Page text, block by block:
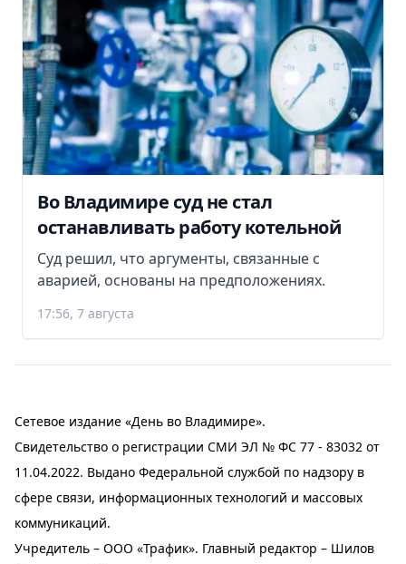
Во Владимире суд не стал
останавливать работу котельной
Суд решил, что аргументы, связанные с
аварией, основаны на предположениях.
17:56, 7 августа
Сетевое издание «День во Владимире».
Свидетельство о регистрации СМИ ЭЛ № ФС 77 - 83032 от
11.04.2022. Выдано Федеральной службой по надзору в
сфере связи, информационных технологий и массовых
коммуникаций.
Учредитель – ООО «Трафик». Главный редактор – Шилов